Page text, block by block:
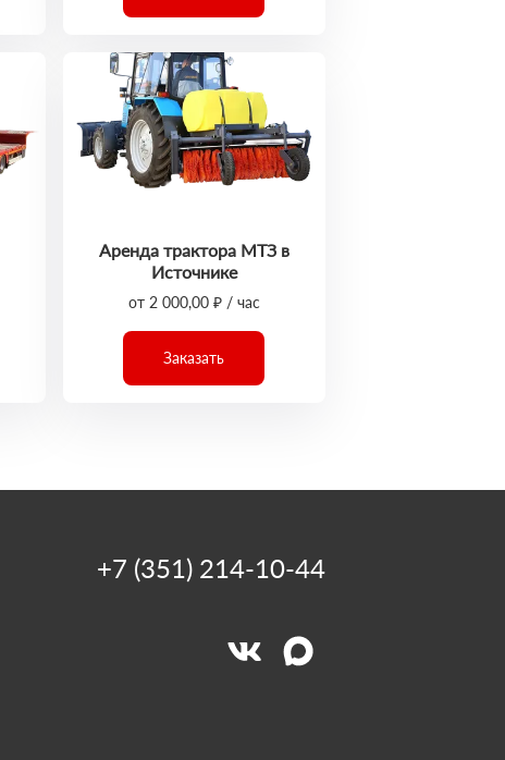
Аренда трактора МТЗ в
Источнике
от 2 000,00 ₽ / час
Заказать
+7 (351) 214-10-44